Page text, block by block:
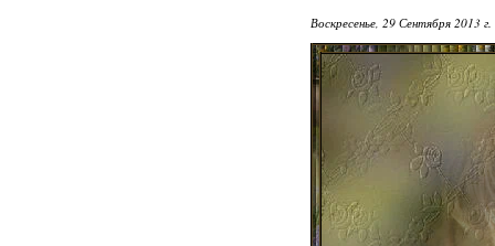
Воскресенье, 29 Сентября 2013